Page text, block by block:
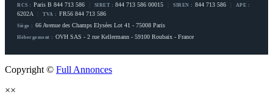
RCS : Paris B 844 713 586 SIRET : 844 713 586 00015 SIREN : 844 713 586 APE :
6202A TVA : FR56 844 713 586
Siège : 66 Avenue des Champs Elysées Lot 41 - 75008 Paris
Hébergement : OVH SAS - 2 rue Kellermann - 59100 Roubaix - France
Copyright © Full Annonces
××